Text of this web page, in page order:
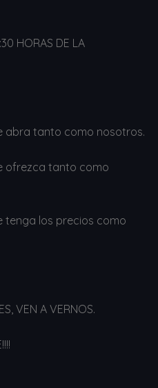
HORAS DE LA
abra tanto como nosotros.
ofrezca tanto como
tenga los precios como
VEN A VERNOS.